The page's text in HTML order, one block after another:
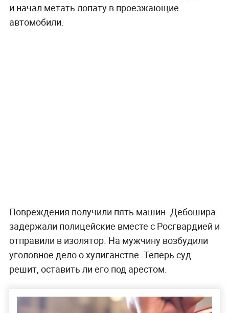
и начал метать лопату в проезжающие
автомобили.
Повреждения получили пять машин. Дебошира
задержали полицейские вместе с Росгвардией и
отправили в изолятор. На мужчину возбудили
уголовное дело о хулиганстве. Теперь суд
решит, оставить ли его под арестом.